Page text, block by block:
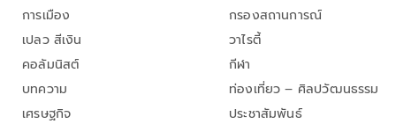
การเมือง
เปลว สีเงิน
คอลัมนิสต์
บทความ
เศรษฐกิจ
กรองสถานการณ์
วาไรตี้
กีฬา
ท่องเที่ยว – ศิลปวัฒนธรรม
ประชาสัมพันธ์